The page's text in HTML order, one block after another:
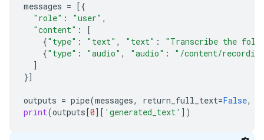
      encoder         : Lavc58.134.100 pcm_s16le
size=     287kB time=00:00:02.99 bitrate=
messages = [{
"role" : "user" ,
"content" :
[
{"type" : "text" , "text" :
"Transcribe the
{"type" : "audio" , "audio" :
"/content/
]
}]
outputs = pipe(messages, return_full_text=False,
print(outputs[0][ 'generated_text' ])